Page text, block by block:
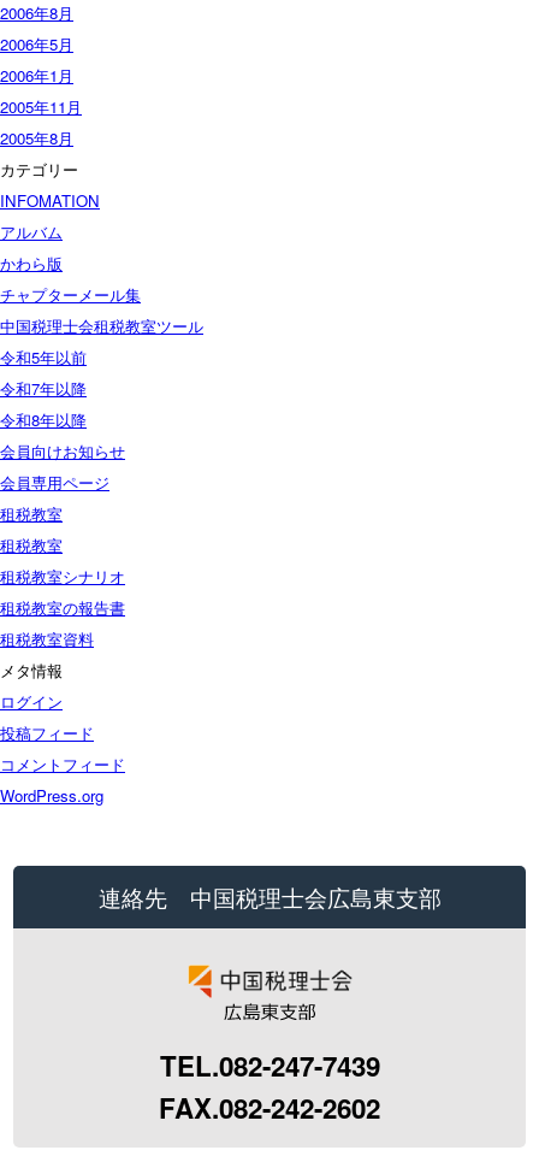
2006年8月
2006年5月
2006年1月
2005年11月
2005年8月
カテゴリー
INFOMATION
アルバム
かわら版
チャプターメール集
中国税理士会租税教室ツール
令和5年以前
令和7年以降
令和8年以降
会員向けお知らせ
会員専用ページ
租税教室
租税教室
租税教室シナリオ
租税教室の報告書
租税教室資料
メタ情報
ログイン
投稿フィード
コメントフィード
WordPress.org
連絡先 中国税理士会広島東支部
TEL.082-247-7439
FAX.082-242-2602